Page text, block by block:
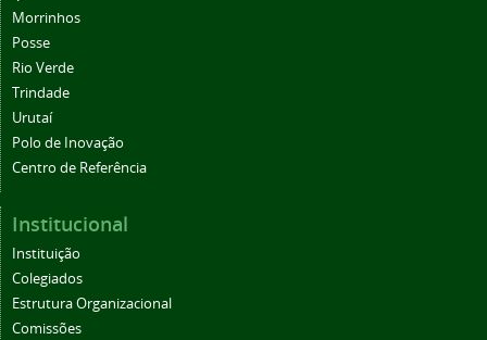
Morrinhos
Posse
Rio Verde
Trindade
Urutaí
Polo de Inovação
Centro de Referência
Institucional
Instituição
Colegiados
Estrutura Organizacional
Comissões